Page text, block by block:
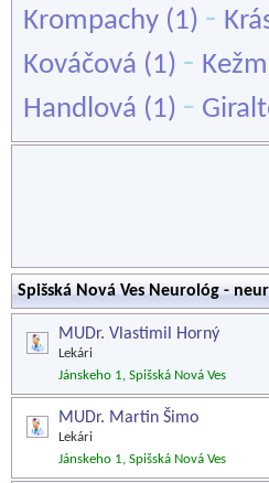
Krompachy (1) -
Kováčová (1) -
Handlová (1) -
Spišská Nová Ves Neurológ -
MUDr. Vlastimil Horný
Lekári
Jánskeho 1, Spišská Nová Ves
MUDr. Martin Šimo
Lekári
Jánskeho 1, Spišská Nová Ves